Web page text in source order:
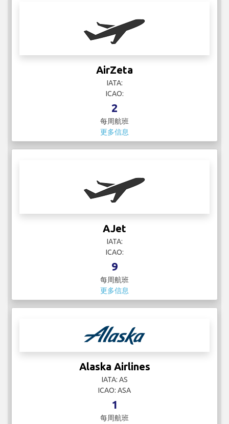
AirZeta
IATA:
ICAO:
2
每周航班
更多信息
AJet
IATA:
ICAO:
9
每周航班
更多信息
Alaska Airlines
IATA: AS
ICAO: ASA
1
每周航班